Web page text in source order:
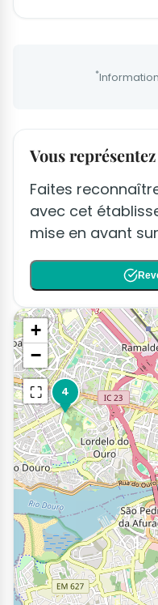
*
Vous
Faites
avec cet
mise en avant
4
+
−
⛶